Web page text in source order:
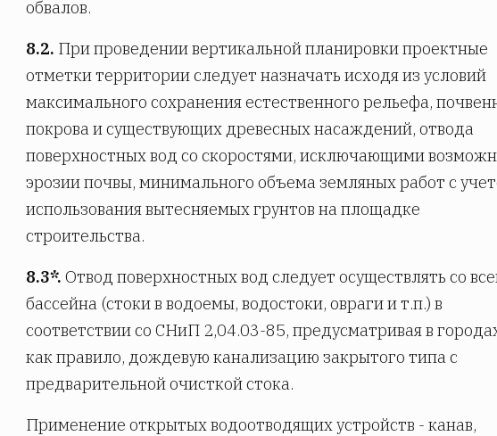
обвалов.
8.2. При проведении вертикальной планировки проектные
отметки территории следует назначать исходя из условий
максимального сохранения естественного рельефа,
покрова и существующих древесных насаждений, отвода
поверхностных вод со скоростями, исключающими
эрозии почвы, минимального объема земляных работ с
использования вытесняемых грунтов на площадке
строительства.
8.3*. Отвод поверхностных вод следует осуществлять со
бассейна (стоки в водоемы, водостоки, овраги и т.п.) в
соответствии со СНиП 2,04.03-85, предусматривая в
как правило, дождевую канализацию закрытого типа с
предварительной очисткой стока.
Применение открытых водоотводящих устройств - канав,